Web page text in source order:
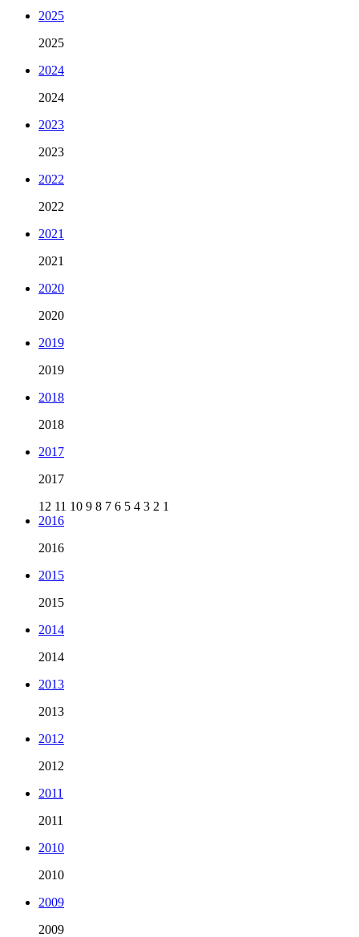
2025
2025
2024
2024
2023
2023
2022
2022
2021
2021
2020
2020
2019
2019
2018
2018
2017
2017
12 11 10 9 8 7 6 5 4 3 2 1
2016
2016
2015
2015
2014
2014
2013
2013
2012
2012
2011
2011
2010
2010
2009
2009